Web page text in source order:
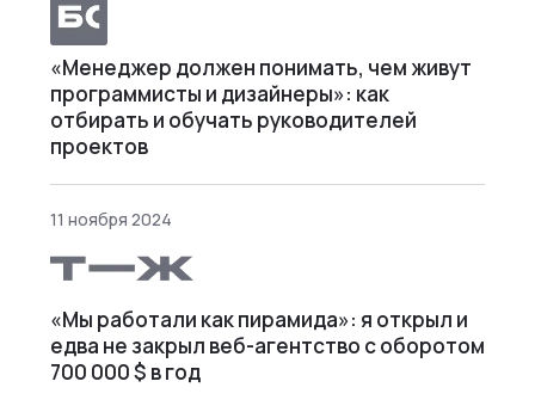
«Менеджер должен понимать, чем живут
программисты и дизайнеры»: как
отбирать и обучать руководителей
проектов
11 ноября 2024
«Мы работали как пирамида»: я открыл и
едва не закрыл веб⁠-⁠агентство с оборотом
700 000 $ в год